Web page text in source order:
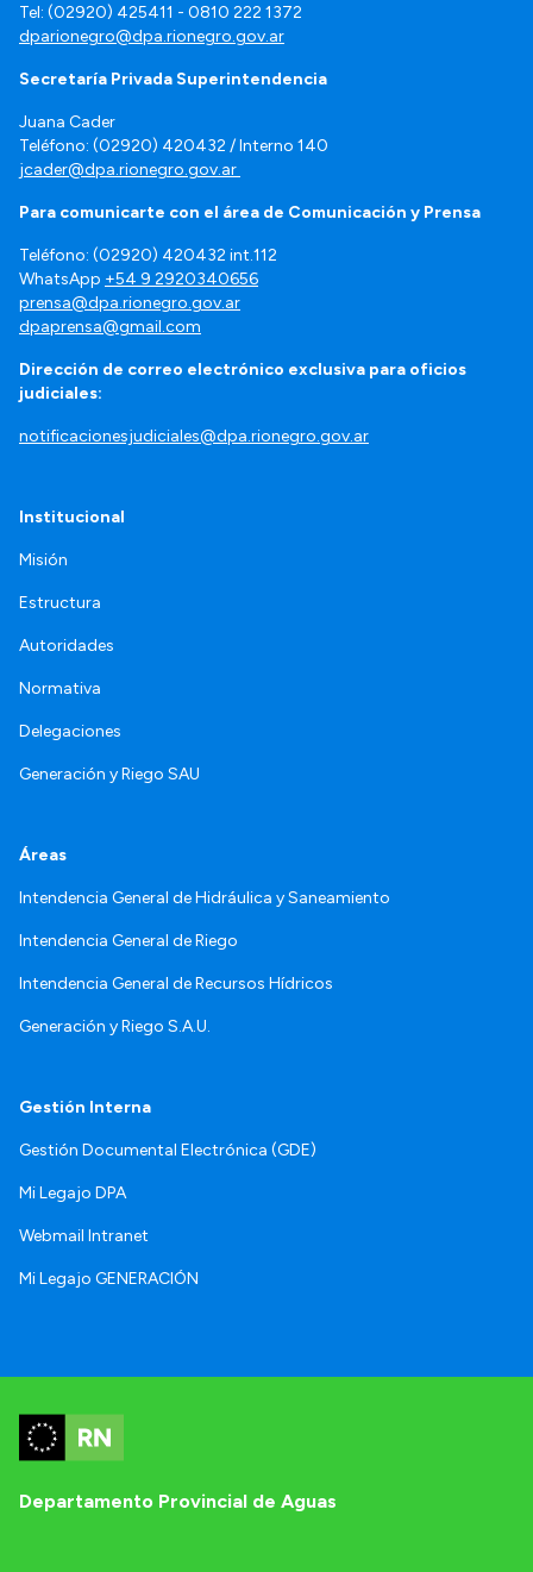
Tel: (02920) 425411 - 0810 222 1372
dparionegro@dpa.rionegro.gov.ar
Secretaría Privada Superintendencia
Juana Cader
Teléfono: (02920) 420432 / Interno 140
jcader@dpa.rionegro.gov.ar
Para comunicarte con el área de Comunicación y Prensa
Teléfono: (02920) 420432 int.112
WhatsApp +54 9 2920340656
prensa@dpa.rionegro.gov.ar
dpaprensa@gmail.com
Dirección de correo electrónico exclusiva para oficios
judiciales:
notificacionesjudiciales@dpa.rionegro.gov.ar
Institucional
Misión
Estructura
Autoridades
Normativa
Delegaciones
Generación y Riego SAU
Áreas
Intendencia General de Hidráulica y Saneamiento
Intendencia General de Riego
Intendencia General de Recursos Hídricos
Generación y Riego S.A.U.
Gestión Interna
Gestión Documental Electrónica (GDE)
Mi Legajo DPA
Webmail Intranet
Mi Legajo GENERACIÓN
Departamento Provincial de Aguas